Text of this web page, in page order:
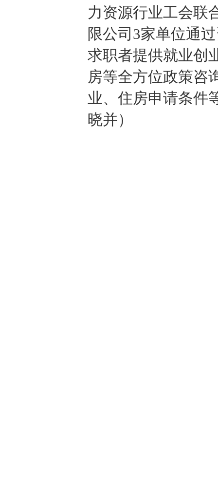
力资源行业工会联
限公司3家单位通
求职者提供就业创
房等全方位政策咨
业、住房申请条件
晓并）